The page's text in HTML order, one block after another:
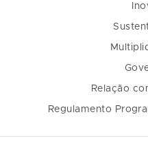
Relação
Regulamento